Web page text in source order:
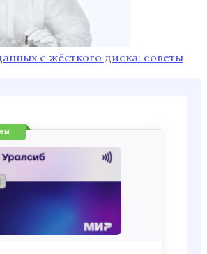
с жёсткого диска: советы